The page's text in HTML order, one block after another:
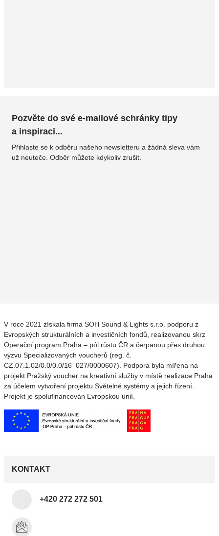
Pozvěte do své e-mailové schránky tipy
a inspiraci...
Přihlaste se k odběru našeho newsletteru a žádná sleva vám
už neuteče. Odběr můžete kdykoliv zrušit.
V roce 2021 získala firma SOH Sound & Lights s.r.o. podporu z
Evropských strukturálních a investičních fondů, realizovanou skrz
Operační program Praha – pól růstu ČR a čerpanou přes druhou
výzvu Specializovaných voucherů (reg. č.
CZ.07.1.02/0.0/0.0/16_027/0000607). Podpora byla mířena na
projekt Pražský voucher na kreativní služby v místě realizace Praha
za účelem vytvoření projektu Světelné systémy a jejich řízení.
Projekt je spolufinancován Evropskou unií.
KONTAKT
+420 272 272 501